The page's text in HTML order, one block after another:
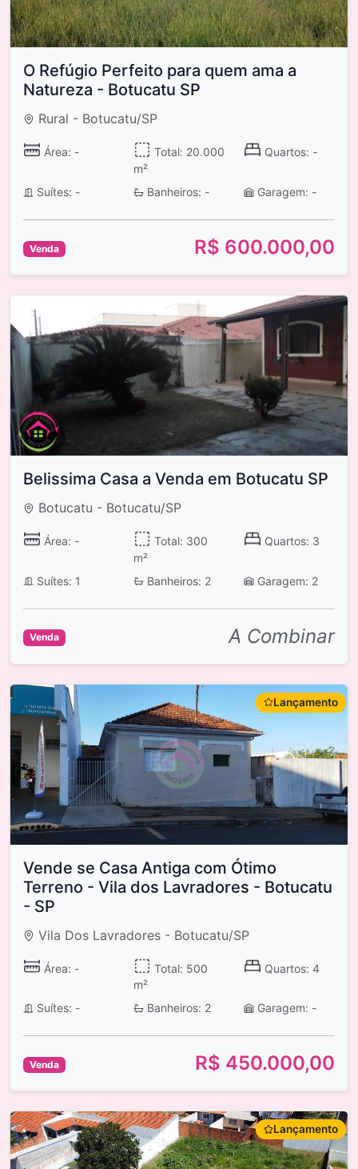
O Refúgio Perfeito para quem ama a
Natureza - Botucatu SP
Rural - Botucatu/SP
Área: -
Total: 20.000
m²
Quartos: -
Suítes: - Banheiros: - Garagem: -
Venda R$ 600.000,00
Belissima Casa a Venda em Botucatu SP
Botucatu - Botucatu/SP
Área: -
Total: 300
m²
Quartos: 3
Suítes: 1 Banheiros: 2 Garagem: 2
Venda A Combinar
Lançamento
Vende se Casa Antiga com Ótimo
Terreno - Vila dos Lavradores - Botucatu
- SP
Vila Dos Lavradores - Botucatu/SP
Área: -
Total: 500
m²
Quartos: 4
Suítes: - Banheiros: 2 Garagem: -
Venda R$ 450.000,00
Lançamento